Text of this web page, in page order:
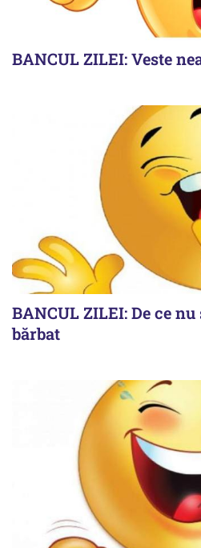
BANCUL ZILEI: Veste
BANCUL ZILEI: De ce
bărbat